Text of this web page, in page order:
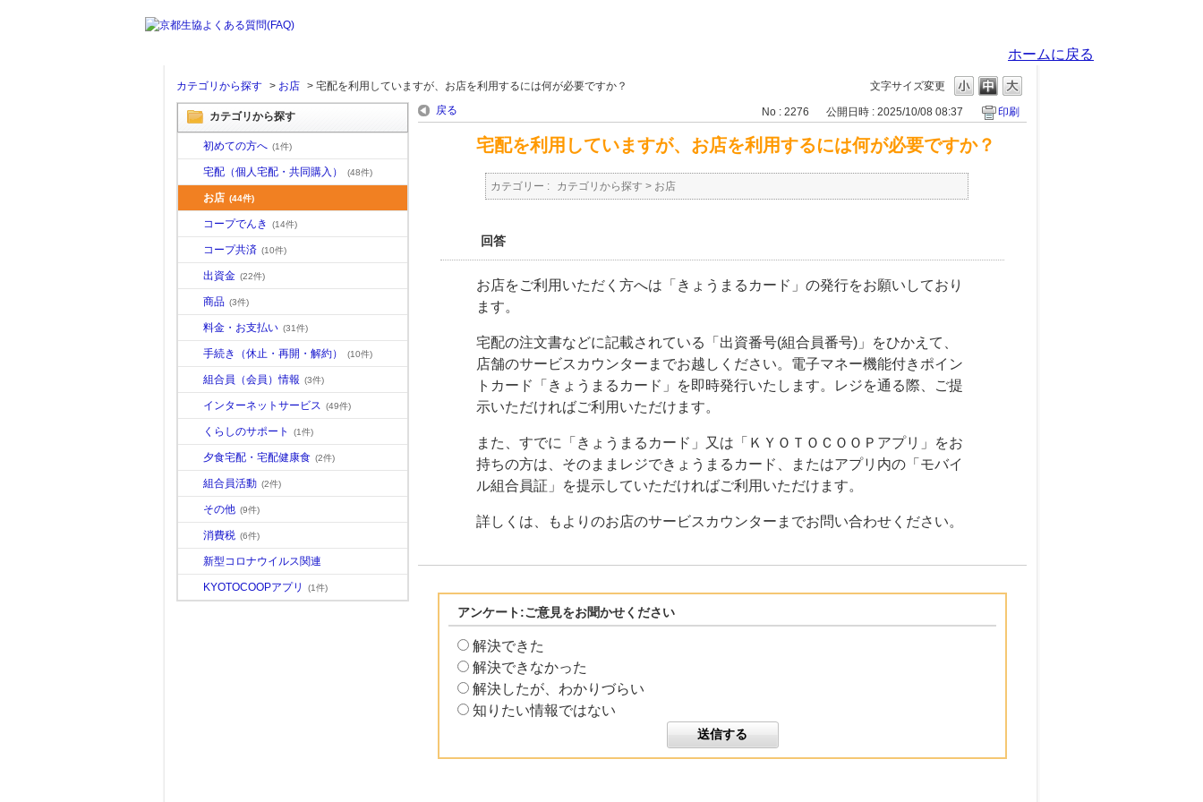
ホームに戻る
文字サイズ変更
カテゴリから探す > お店 > 宅配を利用していますが、お店を利用するには何が必要ですか？
カテゴリから探す
初めての方へ (1件)
宅配（個人宅配・共同購入） (48件)
お店 (44件)
コープでんき (14件)
コープ共済 (10件)
出資金 (22件)
商品 (3件)
料金・お支払い (31件)
手続き（休止・再開・解約） (10件)
組合員（会員）情報 (3件)
インターネットサービス (49件)
くらしのサポート (1件)
夕食宅配・宅配健康食 (2件)
組合員活動 (2件)
その他 (9件)
消費税 (6件)
新型コロナウイルス関連
KYOTOCOOPアプリ (1件)
戻る No : 2276 公開日時 : 2025/10/08 08:37 印刷
宅配を利用していますが、お店を利用するには何が必要ですか？
カテゴリー : カテゴリから探す > お店
回答
お店をご利用いただく方へは「きょうまるカード」の発行をお願いしており
ます。
宅配の注文書などに記載されている「出資番号(組合員番号)」をひかえて、
店舗のサービスカウンターまでお越しください。電子マネー機能付きポイン
トカード「きょうまるカード」を即時発行いたします。レジを通る際、ご提
示いただければご利用いただけます。
また、すでに「きょうまるカード」又は「ＫＹＯＴＯＣＯＯＰアプリ」をお
持ちの方は、そのままレジできょうまるカード、またはアプリ内の「モバイ
ル組合員証」を提示していただければご利用いただけます。
詳しくは、もよりのお店のサービスカウンターまでお問い合わせください。
アンケート:ご意見をお聞かせください
解決できた
解決できなかった
解決したが、わかりづらい
知りたい情報ではない